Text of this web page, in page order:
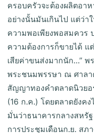
ครอบครัวจะต้องผลิตอาห
อย่างนั้นมันเกินไป แต่ว่า
ความพอเพียงพอสมควร
ความต้องการก็ขายได้ แ
เสียค่าขนส่งมากนัก…” พ
พระชนมพรรษา ณ ศาล
สัญญาทองคำตลาดนิวยอ
(16 ก.ค.) โดยตลาดยังค
มั่นว่าธนาคารกลางสหรั
การประชุมเดือนก.ย. ส